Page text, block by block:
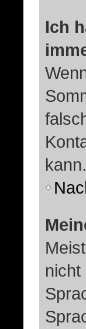
Ich
kann.
nicht